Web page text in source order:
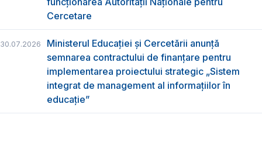
Cercetare
30.07.2026
Ministerul Educației și Cercetării anunță
semnarea contractului de finanțare pentru
implementarea proiectului strategic „Sistem
integrat de management al informațiilor în
educație”